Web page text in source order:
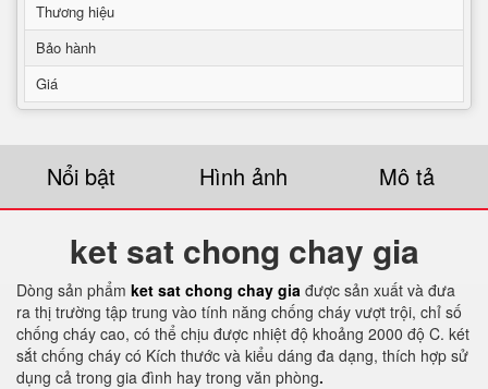
Thương hiệu
Bảo hành
Giá
Nổi bật Hình ảnh Mô tả
ket sat chong chay gia
Dòng sản phẩm ket sat chong chay gia được sản xuất và đưa
ra thị trường tập trung vào tính năng chống cháy vượt trội, chỉ số
chống cháy cao, có thể chịu được nhiệt độ khoảng 2000 độ C. két
sắt chống cháy có Kích thước và kiểu dáng đa dạng, thích hợp sử
dụng cả trong gia đình hay trong văn phòng.